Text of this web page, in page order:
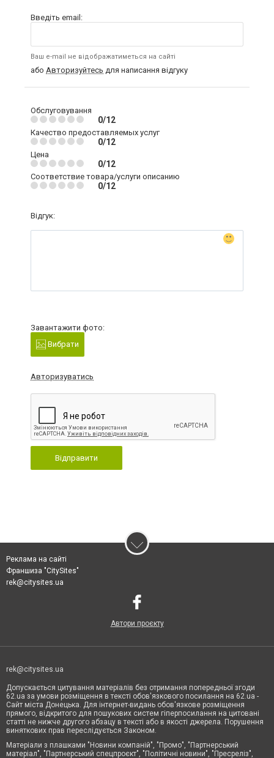
Введіть email:
Ваш e-mail не відображатиметься на сайті
або Авторизуйтесь для написання відгуку
Обслуговування
0/12
Качество предоставляемых услуг
0/12
Цена
0/12
Соответствие товара/услуги описанию
0/12
Відгук:
Завантажити фото:
Вибрати
Авторизуватись
Відправити
Реклама на сайті
Франшиза "CitySites"
rek@citysites.ua
Автори проєкту
rek@citysites.ua
Допускається цитування матеріалів без отримання попередньої згоди
62.ua за умови розміщення в тексті обов'язкового посилання на 62.ua -
Сайт міста Донецька. Для інтернет-видань обов'язкове розміщення
прямого, відкритого для пошукових систем гіперпосилання на цитовані
статті не нижче другого абзацу в тексті або в якості джерела. Порушення
виняткових прав переслідується Законом.
Матеріали з плашками "Новини компаній", "Промо", "Партнерський
матеріал", "Партнерський спецпроєкт", "Політичні новини", "Пресреліз",